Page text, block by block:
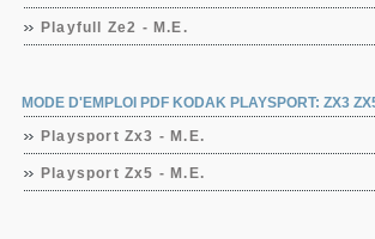
Playfull Ze2 - M.E.
MODE D'EMPLOI PDF KODAK PLAYSPORT: ZX3
Playsport Zx3 - M.E.
Playsport Zx5 - M.E.